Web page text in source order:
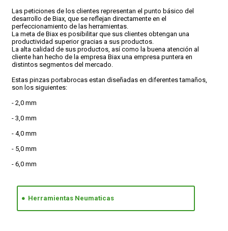
Las peticiones de los clientes representan el punto básico del
desarrollo de Biax, que se reflejan directamente en el
perfeccionamiento de las herramientas.
La meta de Biax es posibilitar que sus clientes obtengan una
productividad superior gracias a sus productos.
La alta calidad de sus productos, así como la buena atención al
cliente han hecho de la empresa Biax una empresa puntera en
distintos segmentos del mercado.
Estas pinzas portabrocas estan diseñadas en diferentes tamaños,
son los siguientes:
- 2,0 mm
- 3,0 mm
- 4,0 mm
- 5,0 mm
- 6,0 mm
Herramientas Neumaticas